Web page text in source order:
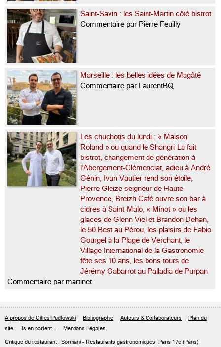
Saint-Savin : les Saint-Martin côté bistrot
Commentaire par Pierre Feuilly
Marseille : les belles idées de Magâté
Commentaire par LaurentBQ
Les chuchotis du lundi : « Maison
Roland » ou quand le Shangri-La fait
bistrot, changement de génération à
l’Abergement-Clémenciat, adieu à André
Génin, Ivan Vautier rend son étoile,
Pierre Gleize seigneur de Haute-
Provence, Breizh Café ouvre son bar à
cidres à Saint-Malo, « Minot » ou les
glaces de Glenn Viel et Brandon Dehan,
le 50 Best au Pérou, les plaisirs de Fabio
Gourgel à la Plage de Verchant, le
Village International de la Gastronomie
fête ses 10 ans, les bons tours de
Jérémy Gabarrot au Palladia de Purpan
Commentaire par martinet
A propos de Gilles Pudlowski Bibliographie Auteurs & Collaborateurs
Plan du
site
Ils en parlent... Mentions Légales
Critique du restaurant : Sormani - Restaurants gastronomiques Paris 17e (Paris)